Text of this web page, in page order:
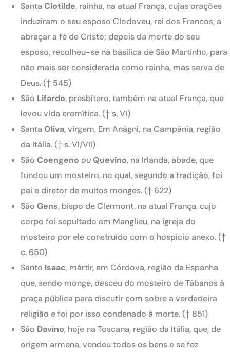
Santa Clotilde, rainha, na atual França, cujas orações
induziram o seu esposo Clodoveu, rei dos Francos, a
abraçar a fé de Cristo; depois da morte do seu
esposo, recolheu-se na basílica de São Martinho, para
não mais ser considerada como rainha, mas serva de
Deus. († 545)
São Lifardo, presbítero, também na atual França, que
levou vida eremítica. († s. VI)
Santa Oliva, virgem, Em Anágni, na Campânia, região
da Itália. († s. VI/VII)
São Coengeno ouQuevino, na Irlanda, abade, que
fundou um mosteiro, no qual, segundo a tradição, foi
pai e diretor de muitos monges. († 622)
São Gens, bispo de Clermont, na atual França, cujo
corpo foi sepultado em Manglieu, na igreja do
mosteiro por ele construído com o hospício anexo. (†
c. 650)
Santo Isaac, mártir, em Córdova, região da Espanha
que, sendo monge, desceu do mosteiro de Tábanos à
praça pública para discutir com sobre a verdadeira
religião e foi por isso condenado à morte. († 851)
São Davino, hoje na Toscana, região da Itália, que, de
origem armena, vendeu todos os bens e se fez